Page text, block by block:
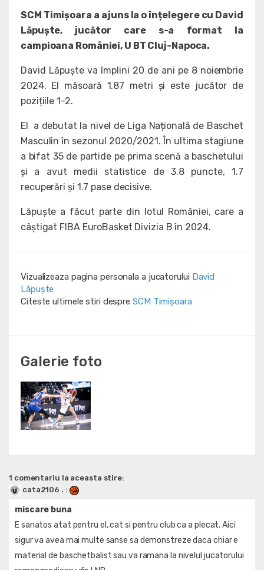
SCM Timișoara a ajuns la o înțelegere cu David
Lăpuște, jucător care s-a format la
campioana României, U BT Cluj-Napoca.
David Lăpuște va împlini 20 de ani pe 8 noiembrie
2024. El măsoară 1.87 metri și este jucător de
pozițiile 1-2.
El a debutat la nivel de Liga Națională de Baschet
Masculin în sezonul 2020/2021. În ultima stagiune
a bifat 35 de partide pe prima scenă a baschetului
și a avut medii statistice de 3.8 puncte, 1.7
recuperări și 1.7 pase decisive.
Lăpuște a făcut parte din lotul României, care a
câștigat FIBA EuroBasket Divizia B în 2024.
Vizualizeaza pagina personala a jucatorului David
Lăpuște
Citeste ultimele stiri despre SCM Timișoara
Galerie foto
1 comentariu la aceasta stire:
cata2106 . :
miscare buna
E sanatos atat pentru el, cat si pentru club ca a plecat. Aici
sigur va avea mai multe sanse sa demonstreze daca chiar e
material de baschetbalist sau va ramana la nivelul jucatorului